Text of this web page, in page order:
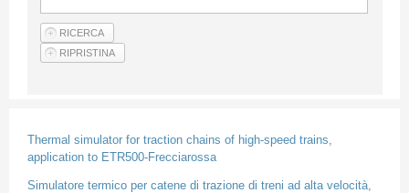
Articoli
Thermal simulator for traction chains of high-speed trains,
application to ETR500-Frecciarossa
Simulatore termico per catene di trazione di treni ad alta velocità,